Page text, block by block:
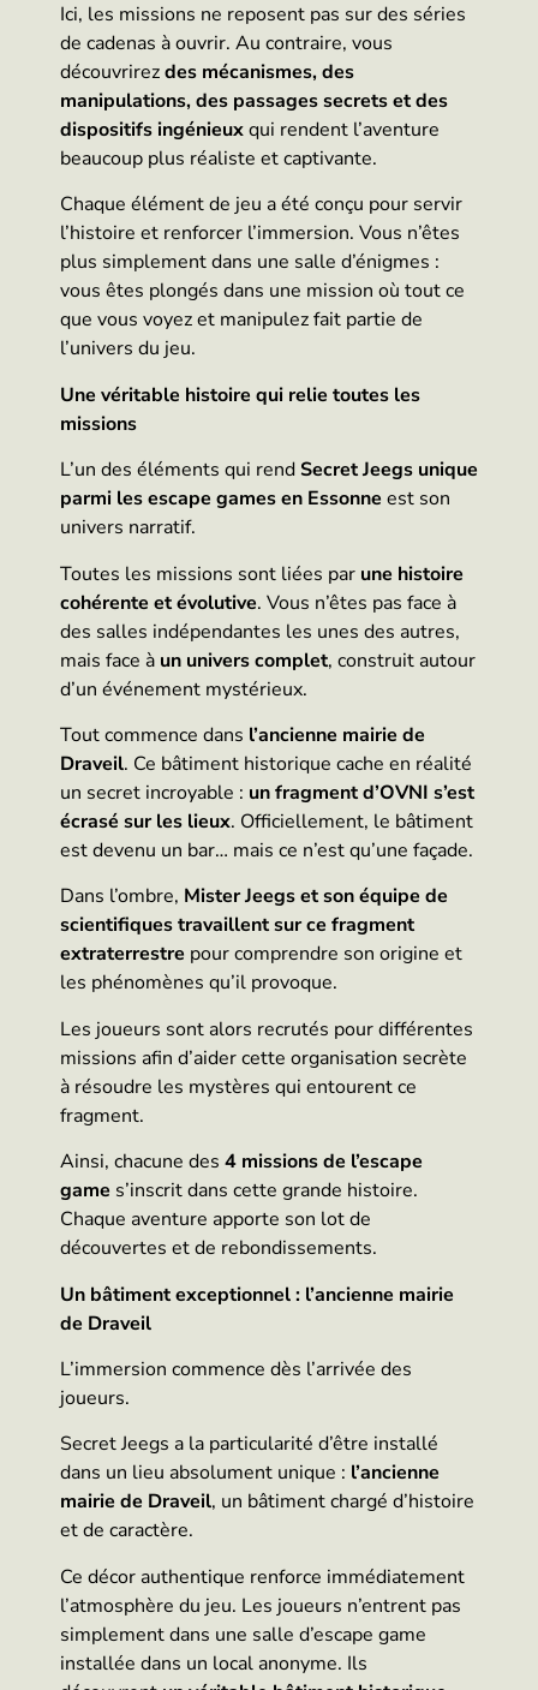
Ici, les missions ne reposent pas sur des séries
de cadenas à ouvrir. Au contraire, vous
découvrirezdes mécanismes, des
manipulations, des passages secrets et des
dispositifs ingénieuxqui rendent l’aventure
beaucoup plus réaliste et captivante.
Chaque élément de jeu a été conçu pour servir
l’histoire et renforcer l’immersion. Vous n’êtes
plus simplement dans une salle d’énigmes :
vous êtes plongés dans une mission où tout ce
que vous voyez et manipulez fait partie de
l’univers du jeu.
Une véritable histoire qui relie toutes les
missions
L’un des éléments qui rendSecret Jeegs unique
parmi les escape games en Essonne est son
univers narratif.
Toutes les missions sont liées par une histoire
cohérente et évolutive. Vous n’êtes pas face à
des salles indépendantes les unes des autres,
mais face à un univers complet, construit autour
d’un événement mystérieux.
Tout commence dans l’ancienne mairie de
Draveil. Ce bâtiment historique cache en réalité
un secret incroyable : un fragment d’OVNI s’est
écrasé sur les lieux. Officiellement, le bâtiment
est devenu un bar… mais ce n’est qu’une façade.
Dans l’ombre, Mister Jeegs et son équipe de
scientifiques travaillent sur ce fragment
extraterrestre pour comprendre son origine et
les phénomènes qu’il provoque.
Les joueurs sont alors recrutés pour différentes
missions afin d’aider cette organisation secrète
à résoudre les mystères qui entourent ce
fragment.
Ainsi, chacune des 4 missions de l’escape
game s’inscrit dans cette grande histoire.
Chaque aventure apporte son lot de
découvertes et de rebondissements.
Un bâtiment exceptionnel : l’ancienne mairie
de Draveil
L’immersion commence dès l’arrivée des
joueurs.
Secret Jeegs a la particularité d’être installé
dans un lieu absolument unique : l’ancienne
mairie de Draveil, un bâtiment chargé d’histoire
et de caractère.
Ce décor authentique renforce immédiatement
l’atmosphère du jeu. Les joueurs n’entrent pas
simplement dans une salle d’escape game
installée dans un local anonyme. Ils